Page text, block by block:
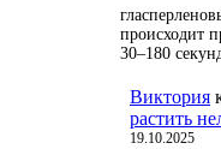
происходит
30–180
Виктория
растить
19.10.2025